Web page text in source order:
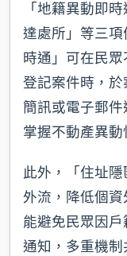
「地籍異動即
達處所」等三
時通」可在民
登記案件時，
簡訊或電子郵
掌握不動產異動
此外，「住址
外流，降低個資
能避免民眾因
通知，多重機制